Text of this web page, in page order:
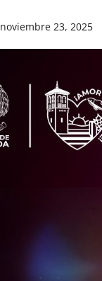
noviembre 23, 2025